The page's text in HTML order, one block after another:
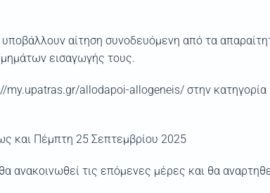
αίτηση συνοδευόμενη από τα
εισαγωγής τους.
allodapoi-allogeneis/ στην κατηγορία
και Πέμπτη 25 Σεπτεμβρίου 2025
ανακοινωθεί τις επόμενες μέρες και θα